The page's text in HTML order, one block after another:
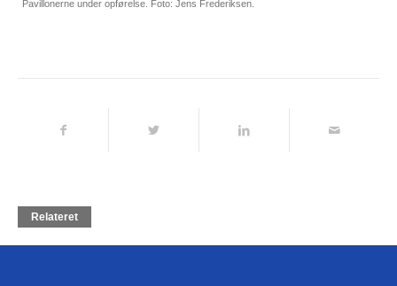
Pavillonerne under opførelse. Foto: Jens Frederiksen.
Relateret